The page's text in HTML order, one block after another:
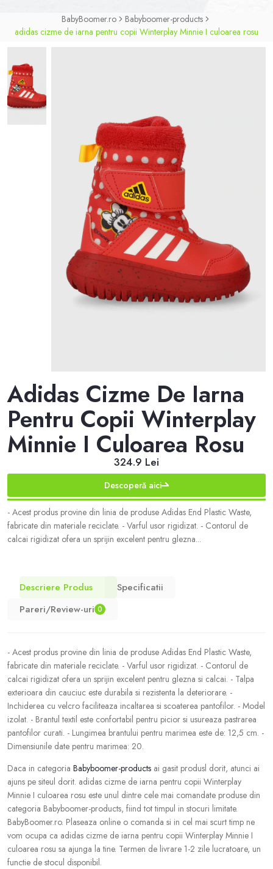
BabyBoomer.ro
Babyboomer-products
adidas cizme de iarna pentru copii Winterplay Minnie I culoarea rosu
Adidas Cizme De Iarna
Pentru Copii Winterplay
Minnie I Culoarea Rosu
324.9 Lei
Descoperă aici
- Acest produs provine din linia de produse Adidas End Plastic Waste,
fabricate din materiale reciclate. - Varful usor rigidizat. - Contorul de
calcai rigidizat ofera un sprijin excelent pentru glezna...
Descriere Produs
Specificatii
Pareri/Review-uri 0
- Acest produs provine din linia de produse Adidas End Plastic Waste,
fabricate din materiale reciclate. - Varful usor rigidizat. - Contorul de
calcai rigidizat ofera un sprijin excelent pentru glezna si calcai. - Talpa
exterioara din cauciuc este durabila si rezistenta la deteriorare. -
Inchiderea cu velcro faciliteaza incaltarea si scoaterea pantofilor. - Model
izolat. - Brantul textil este confortabil pentru picior si usureaza pastrarea
pantofilor curati. - Lungimea brantului pentru marimea este de: 12,5 cm. -
Dimensiunile date pentru marimea: 20.
Daca in categoria Babyboomer-products ai gasit produsl dorit, atunci ai
ajuns pe siteul dorit. adidas cizme de iarna pentru copii Winterplay
Minnie I culoarea rosu este unul dintre cele mai comandate produse din
categoria Babyboomer-products, fiind tot timpul in stocuri limitate.
BabyBoomer.ro. Plaseaza online o comanda si in cel mai scurt timp ne
vom ocupa ca adidas cizme de iarna pentru copii Winterplay Minnie I
culoarea rosu sa ajunga la tine. Termen de livrare 1-2 zile lucratoare, un
functie de stocul disponibil.